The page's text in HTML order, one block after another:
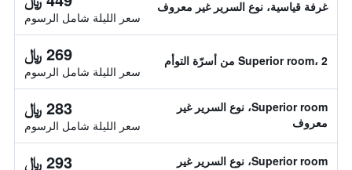
غرفة قياسية، نوع السرير غير معروف
سعر الليلة شامل الرسوم
Superior room، 2 من أسرّة التوأم 269 ﷼
سعر الليلة شامل الرسوم
Superior room، نوع السرير غير
معروف
283 ﷼
سعر الليلة شامل الرسوم
Superior room، نوع السرير غير
293 ﷼